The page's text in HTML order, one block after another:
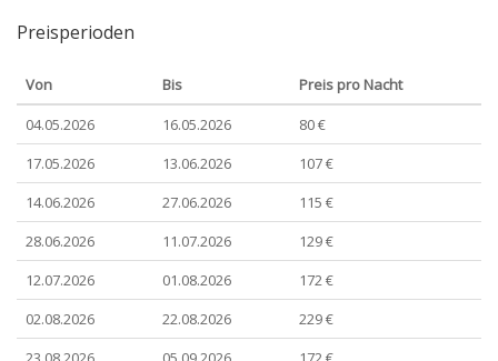
Preisperioden
Von Bis
Preis pro Nacht
04.05.2026
16.05.2026
80 €
17.05.2026
13.06.2026
107 €
14.06.2026
27.06.2026
115 €
28.06.2026
11.07.2026
129 €
12.07.2026
01.08.2026
172 €
02.08.2026
22.08.2026
229 €